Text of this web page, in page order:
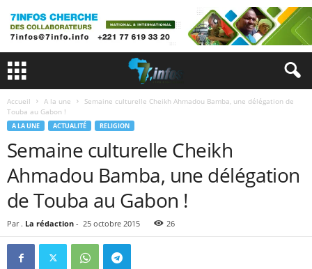
Accueil A la une
Semaine culturelle Cheikh Ahmadou Bamba, une délégation de
Touba au Gabon !
A LA UNE ACTUALITÉ RELIGION
Semaine culturelle Cheikh
Ahmadou Bamba, une délégation
de Touba au Gabon !
Par . La rédaction - 25 octobre 2015 26